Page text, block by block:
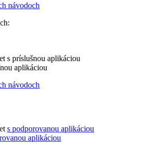
návodoch
s príslušnou aplikáciou
aplikáciou
návodoch
s podporovanou aplikáciou
aplikáciou